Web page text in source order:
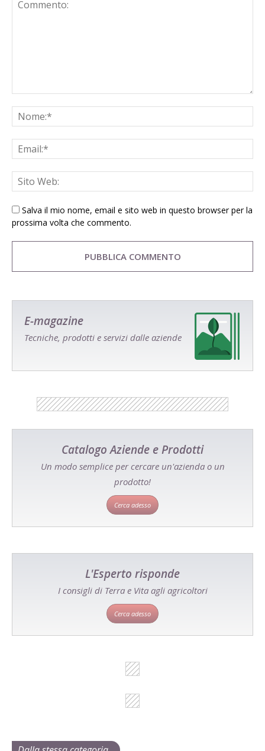
Salva il mio nome, email e sito web in questo browser per la
prossima volta che commento.
E-magazine
Tecniche, prodotti e servizi dalle aziende
Catalogo Aziende e Prodotti
Un modo semplice per cercare un'azienda o un
prodotto!
Cerca adesso
L'Esperto risponde
I consigli di Terra e Vita agli agricoltori
Cerca adesso